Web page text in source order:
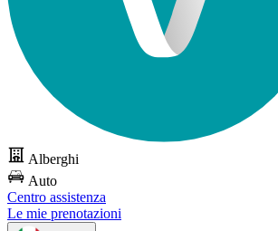
Alberghi
Auto
Centro assistenza
Le mie prenotazioni